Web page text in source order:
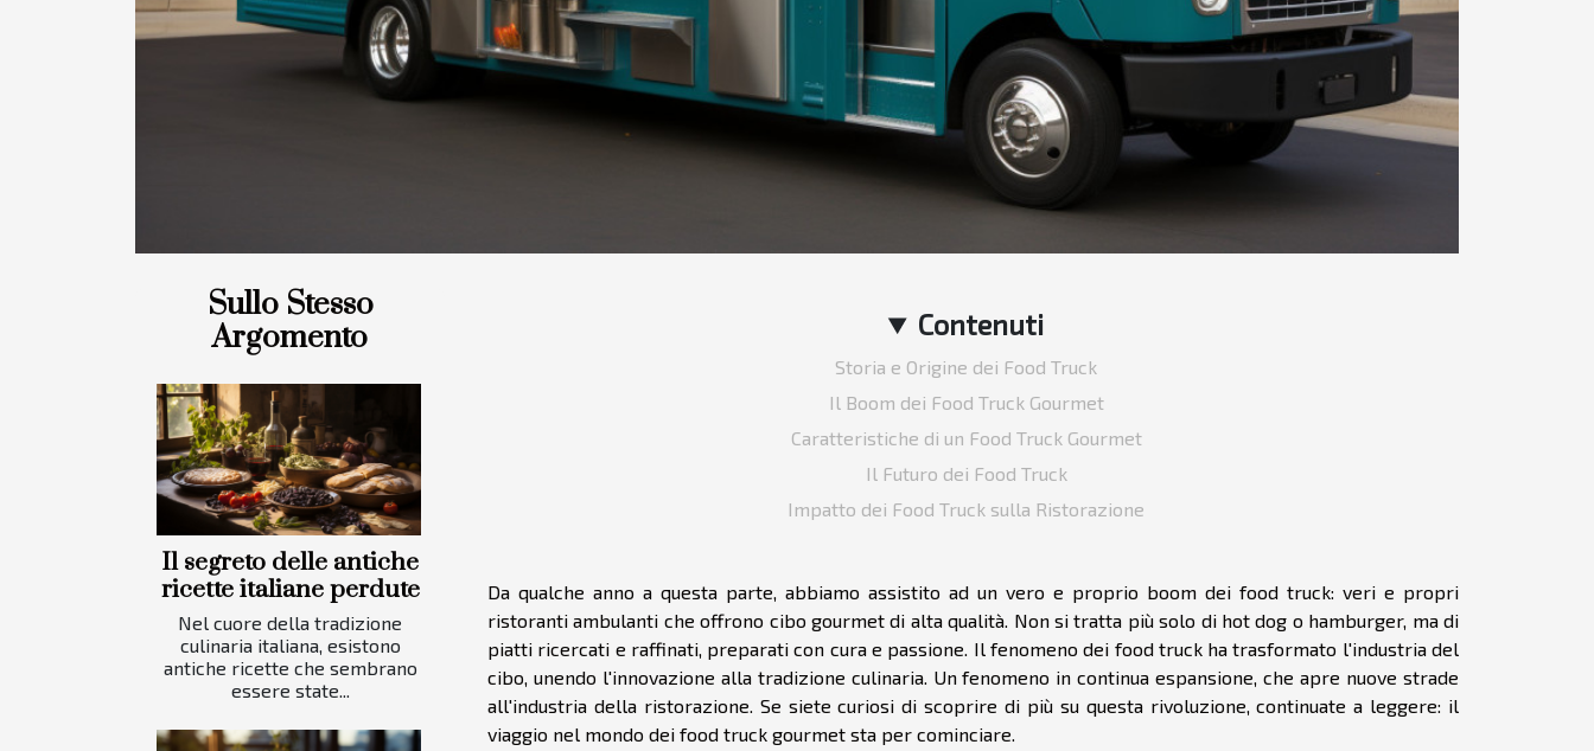
Sullo Stesso
Argomento
Il segreto delle antiche
ricette italiane perdute
Nel cuore della tradizione
culinaria italiana, esistono
antiche ricette che sembrano
essere state...
Contenuti
Storia e Origine dei Food Truck
Il Boom dei Food Truck Gourmet
Caratteristiche di un Food Truck Gourmet
Il Futuro dei Food Truck
Impatto dei Food Truck sulla Ristorazione
Da qualche anno a questa parte, abbiamo assistito ad un vero e proprio boom dei food truck: veri e propri
ristoranti ambulanti che offrono cibo gourmet di alta qualità. Non si tratta più solo di hot dog o hamburger, ma di
piatti ricercati e raffinati, preparati con cura e passione. Il fenomeno dei food truck ha trasformato l'industria del
cibo, unendo l'innovazione alla tradizione culinaria. Un fenomeno in continua espansione, che apre nuove strade
all'industria della ristorazione. Se siete curiosi di scoprire di più su questa rivoluzione, continuate a leggere: il
viaggio nel mondo dei food truck gourmet sta per cominciare.